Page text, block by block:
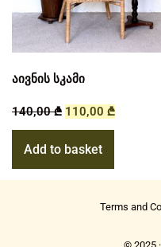
აივნის სკამი
140,00₾ 110,00 ₾
Add to basket
Terms and